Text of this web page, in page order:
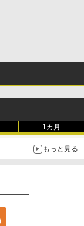
1カ月
もっと見る